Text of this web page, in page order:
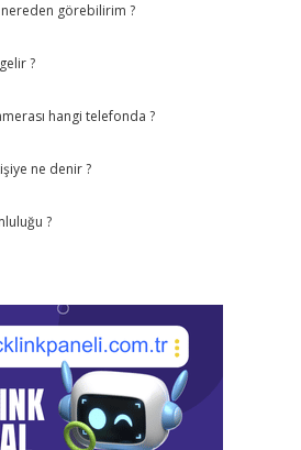
nereden görebilirim ?
?
hangi telefonda ?
ne denir ?
?